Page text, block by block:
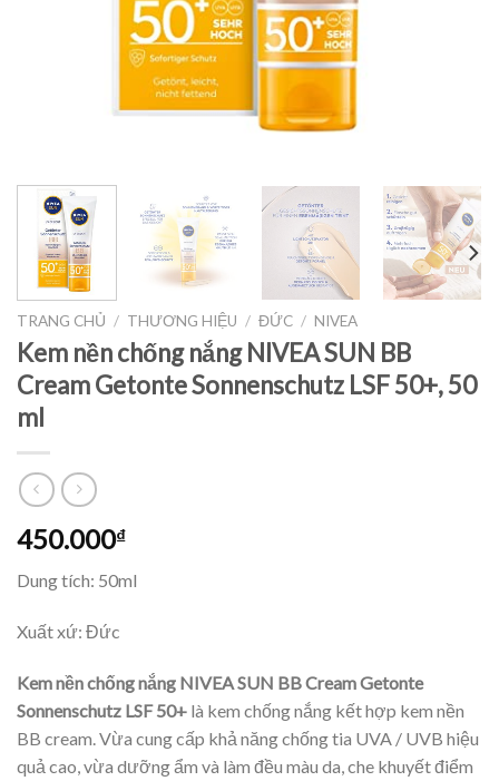
TRANG CHỦ / THƯƠNG HIỆU / ĐỨC / NIVEA
Kem nền chống nắng NIVEA SUN BB
Cream Getonte Sonnenschutz LSF 50+, 50
ml
450.000₫
Dung tích: 50ml
Xuất xứ: Đức
Kem nền chống nắng NIVEA SUN BB Cream Getonte
Sonnenschutz LSF 50+ là kem chống nắng kết hợp kem nền
BB cream. Vừa cung cấp khả năng chống tia UVA / UVB hiệu
quả cao, vừa dưỡng ẩm và làm đều màu da, che khuyết điểm